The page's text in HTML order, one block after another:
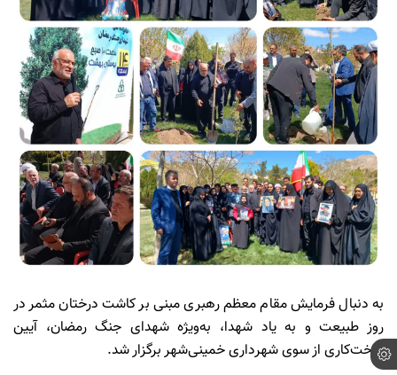
به دنبال فرمایش مقام معظم رهبری مبنی بر کاشت درختان مثمر در
روز طبیعت و به یاد شهدا، به‌ویژه شهدای جنگ رمضان، آیین
درخت‌کاری از سوی شهرداری خمینی‌شهر برگزار شد.